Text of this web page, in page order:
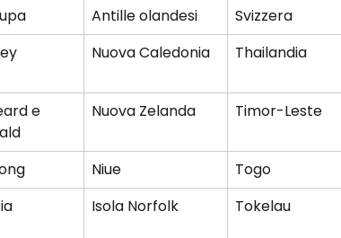
Antille olandesi
Svizzera
Nuova Caledonia Thailandia
e
Nuova Zelanda Timor-Leste
Niue
Togo
Isola Norfolk Tokelau